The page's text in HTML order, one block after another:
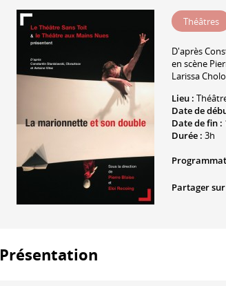
Théâtres
D'après
en scène
Larissa
Lieu :
Date de
Date de fin :
Durée : 3h
Partager
Présentation